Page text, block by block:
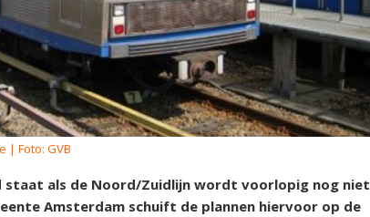
| Foto: GVB
staat als de Noord/Zuidlijn wordt voorlopig nog niet
Amsterdam schuift de plannen hiervoor op de